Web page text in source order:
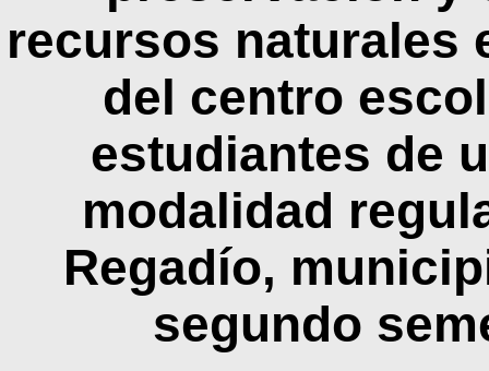
recursos naturales
del centro
estudiantes de
modalidad
Regadío,
segundo